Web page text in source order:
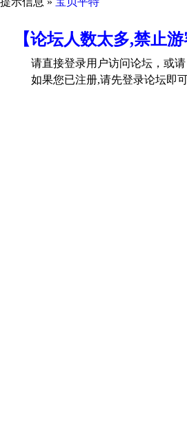
【论坛人数太多,禁止
请直接登录用户访问论坛，或请
如果您已注册,请先登录论坛即